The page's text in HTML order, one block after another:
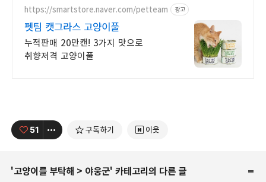
https://smartstore.naver.com/petteam 광고
펫팀 캣그라스 고양이풀
누적판매 20만캔! 3가지 맛으로
취향저격 고양이풀
51 구독하기 이웃
'고양이를 부탁해 > 야웅군' 카테고리의 다른 글